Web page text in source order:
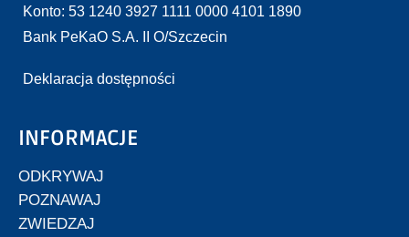
Konto: 53 1240 3927 1111 0000 4101 1890
Bank PeKaO S.A. II O/Szczecin
Deklaracja dostępności
INFORMACJE
ODKRYWAJ
POZNAWAJ
ZWIEDZAJ